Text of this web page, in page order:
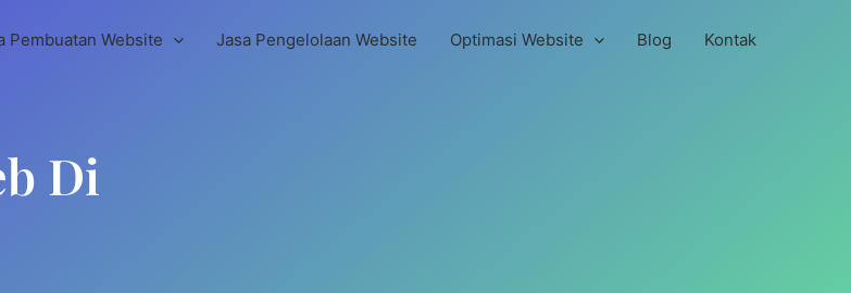
Pembuatan Website Jasa Pengelolaan Website Optimasi Website Blog Kontak
Di